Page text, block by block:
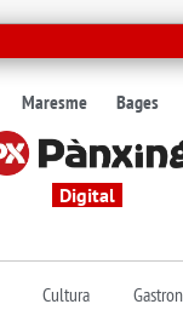
Maresme Bages
Digital
Cultura